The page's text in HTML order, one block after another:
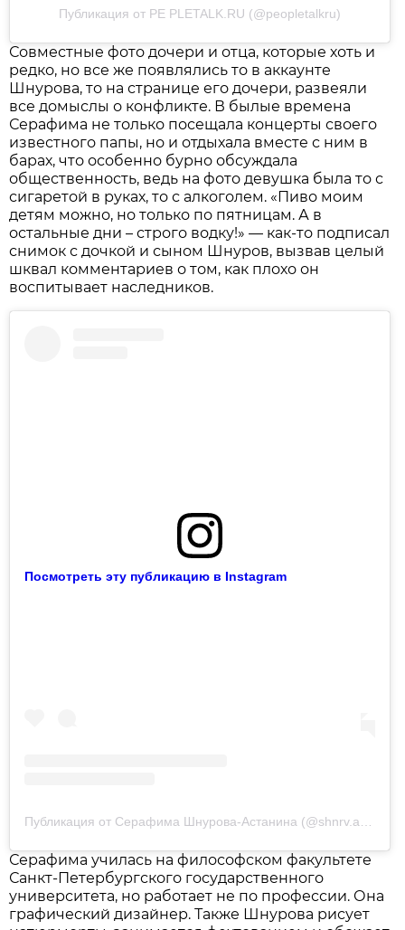
Публикация от PE PLETALK.RU (@peopletalkru)
Совместные фото дочери и отца, которые хоть и
редко, но все же появлялись то в аккаунте
Шнурова, то на странице его дочери, развеяли
все домыслы о конфликте. В былые времена
Серафима не только посещала концерты своего
известного папы, но и отдыхала вместе с ним в
барах, что особенно бурно обсуждала
общественность, ведь на фото девушка была то с
сигаретой в руках, то с алкоголем. «Пиво моим
детям можно, но только по пятницам. А в
остальные дни – строго водку!» — как-то подписал
снимок с дочкой и сыном Шнуров, вызвав целый
шквал комментариев о том, как плохо он
воспитывает наследников.
Посмотреть эту публикацию в Instagram
Серафима училась на философском факультете
Санкт-Петербургского государственного
университета, но работает не по профессии. Она
графический дизайнер. Также Шнурова рисует